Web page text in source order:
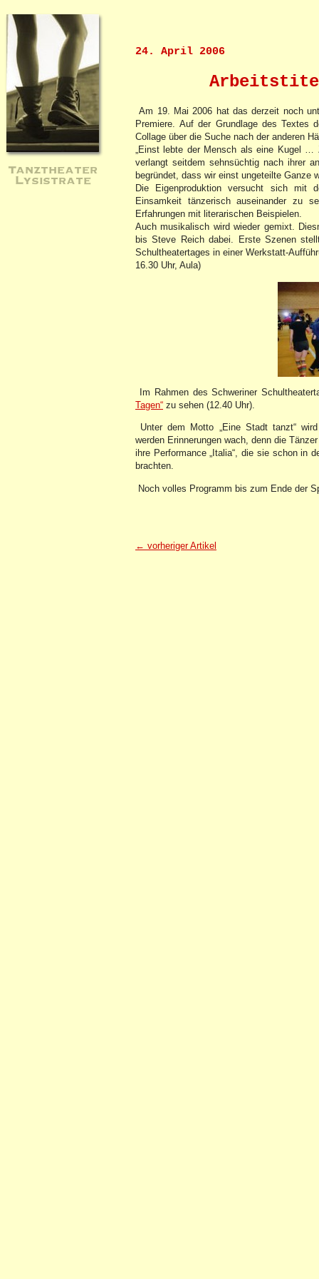
Tanztheater
Lysistrate
24. April 2006
Arbeitstitel
Am 19. Mai 2006 hat das derzeit noch
Premiere. Auf der Grundlage des Textes
Collage über die Suche nach der anderen
„Einst lebte der Mensch als eine Kugel
verlangt seitdem sehnsüchtig nach ihrer
begründet, dass wir einst ungeteilte Ganze
Die Eigenproduktion versucht sich mit
Einsamkeit tänzerisch auseinander zu
Erfahrungen mit literarischen Beispielen.
Auch musikalisch wird wieder gemixt.
bis Steve Reich dabei. Erste Szenen
Schultheatertages in einer Werkstatt-
16.30 Uhr, Aula)
Im Rahmen des Schweriner
Tagen“ zu sehen (12.40 Uhr).
Unter dem Motto „Eine Stadt tanzt“
werden Erinnerungen wach, denn die
ihre Performance „Italia“, die sie schon in
brachten.
Noch volles Programm bis zum Ende der
← vorheriger Artikel